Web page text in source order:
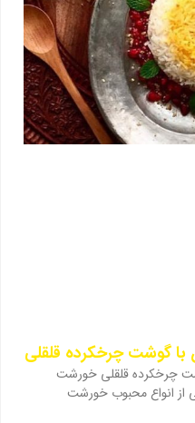
گوشت چرخکرده قلقلی
چرخکرده قلقلی خورشت
از انواع محبوب خورشت